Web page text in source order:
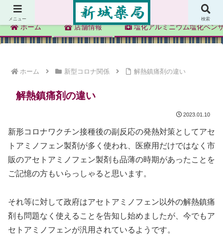
新城薬局
ホーム 店舗情報 塩化アルミニウム塩化ベン
ホーム 新型コロナ関係 解熱鎮痛剤の違い
解熱鎮痛剤の違い
2023.01.10
新形コロナワクチン接種後の副反応の発熱対策としてアセ
トアミノフェン製剤が多く使われ、医療用だけではなく市
販のアセトアミノフェン製剤も品薄の時期があったことを
ご記憶の方もいらっしゃると思います。
それ等に対して政府はアセトアミノフェン以外の解熱鎮痛
剤も問題なく使えることを告知し始めましたが、今でもア
セトアミノフェンが汎用されているようです。
メニュー 検索